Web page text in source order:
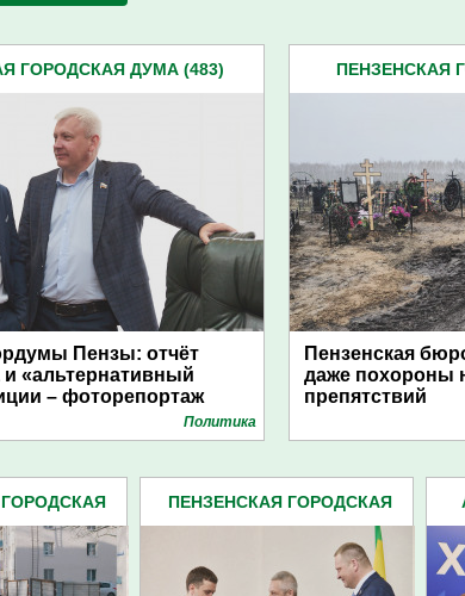
ГОРОДСКАЯ ДУМА (483)
Пензы: отчёт
«альтернативный
– фоторепортаж
Политика
ПЕНЗЕНСКАЯ
Пензенская
даже похороны
препятствий
ПЕНЗЕНСКАЯ ГОРОДСКАЯ